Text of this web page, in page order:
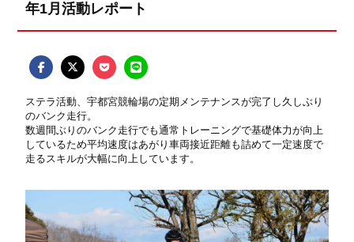
年1月活動レポート
ステラ活動、宇都宮競輪場の定期メンテナンスが完了し久しぶり
のバンク走行。
数週間ぶりのバンク走行でも通常トレーニングで基礎体力が向上
しているため平均速度はあがり車両接近距離も詰めて一定速度で
走るスキルが大幅に向上しています。